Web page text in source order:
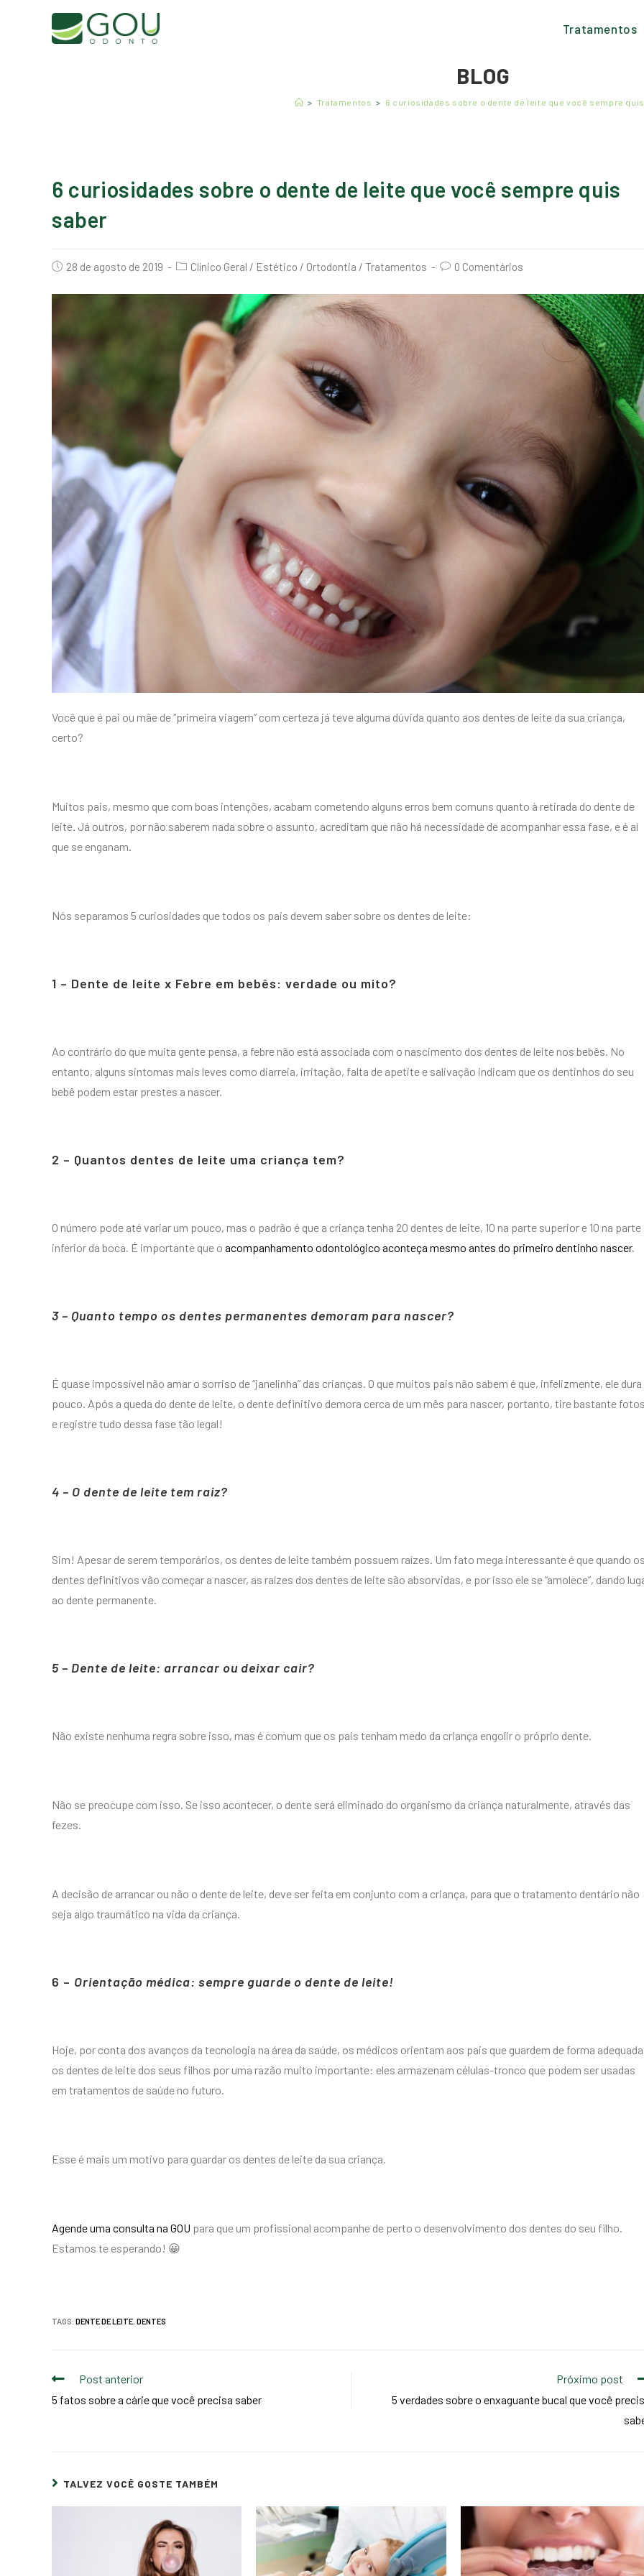
Tratamentos
BLOG
> Tratamentos > 6 curiosidades sobre o dente de leite que você sempre
6 curiosidades sobre o dente de leite que você sempre quis
saber
28 de agosto de 2019 Clínico Geral / Estético / Ortodontia / Tratamentos 0 Comentários
Você que é pai ou mãe de “primeira viagem” com certeza já teve alguma dúvida quanto aos dentes de leite da sua criança,
certo?
Muitos pais, mesmo que com boas intenções, acabam cometendo alguns erros bem comuns quanto à retirada do dente de
leite. Já outros, por não saberem nada sobre o assunto, acreditam que não há necessidade de acompanhar essa fase, e é aí
que se enganam.
Nós separamos 5 curiosidades que todos os pais devem saber sobre os dentes de leite:
1 – Dente de leite x Febre em bebês: verdade ou mito?
Ao contrário do que muita gente pensa, a febre não está associada com o nascimento dos dentes de leite nos bebês. No
entanto, alguns sintomas mais leves como diarreia, irritação, falta de apetite e salivação indicam que os dentinhos do seu
bebê podem estar prestes a nascer.
2 – Quantos dentes de leite uma criança tem?
O número pode até variar um pouco, mas o padrão é que a criança tenha 20 dentes de leite, 10 na parte superior e 10 na parte
inferior da boca. É importante que o acompanhamento odontológico aconteça mesmo antes do primeiro dentinho nascer.
3 – Quanto tempo os dentes permanentes demoram para nascer?
É quase impossível não amar o sorriso de “janelinha” das crianças. O que muitos pais não sabem é que, infelizmente, ele dura
pouco. Após a queda do dente de leite, o dente definitivo demora cerca de um mês para nascer, portanto, tire bastante fotos
e registre tudo dessa fase tão legal!
4 – O dente de leite tem raiz?
Sim! Apesar de serem temporários, os dentes de leite também possuem raízes. Um fato mega interessante é que quando os
dentes definitivos vão começar a nascer, as raízes dos dentes de leite são absorvidas, e por isso ele se “amolece”, dando
ao dente permanente.
5 – Dente de leite: arrancar ou deixar cair?
Não existe nenhuma regra sobre isso, mas é comum que os pais tenham medo da criança engolir o próprio dente.
Não se preocupe com isso. Se isso acontecer, o dente será eliminado do organismo da criança naturalmente, através das
fezes.
A decisão de arrancar ou não o dente de leite, deve ser feita em conjunto com a criança, para que o tratamento dentário não
seja algo traumático na vida da criança.
6 – Orientação médica: sempre guarde o dente de leite!
Hoje, por conta dos avanços da tecnologia na área da saúde, os médicos orientam aos pais que guardem de forma adequada
os dentes de leite dos seus filhos por uma razão muito importante: eles armazenam células-tronco que podem ser usadas
em tratamentos de saúde no futuro.
Esse é mais um motivo para guardar os dentes de leite da sua criança.
Agende uma consulta na GOU para que um profissional acompanhe de perto o desenvolvimento dos dentes do seu filho.
Estamos te esperando! 😀
TAGS: DENTE DE LEITE, DENTES
Post anterior
5 fatos sobre a cárie que você precisa saber
Próximo post
5 verdades sobre o enxaguante bucal que você
TALVEZ VOCÊ GOSTE TAMBÉM